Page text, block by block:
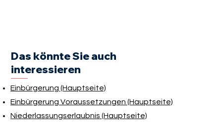
Das könnte Sie auch
interessieren
Einbürgerung (Hauptseite)
Einbürgerung Voraussetzungen (Hauptseite)
Niederlassungserlaubnis (Hauptseite)